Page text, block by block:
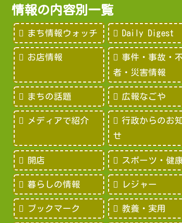
情報の内容別一覧
まち情報ウォッチ Daily Digest
お店情報
事件・事故・
者・災害情報
まちの話題 広報なごや
メディアで紹介
行政からのお
せ
開店 スポーツ・健
暮らしの情報 レジャー
ブックマーク 教養・実用